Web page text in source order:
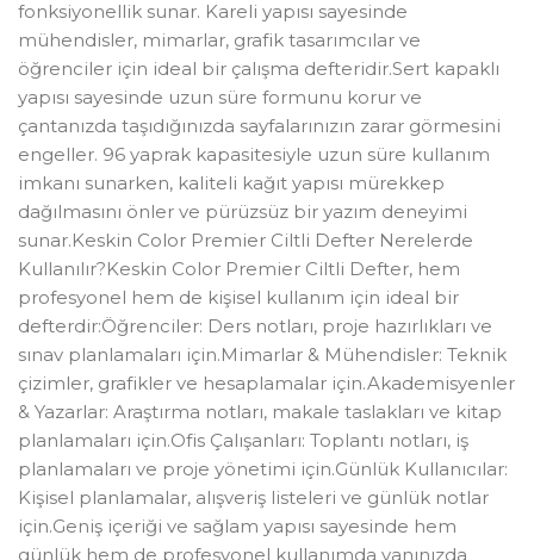
fonksiyonellik sunar. Kareli yapısı sayesinde
mühendisler, mimarlar, grafik tasarımcılar ve
öğrenciler için ideal bir çalışma defteridir.Sert kapaklı
yapısı sayesinde uzun süre formunu korur ve
çantanızda taşıdığınızda sayfalarınızın zarar görmesini
engeller. 96 yaprak kapasitesiyle uzun süre kullanım
imkanı sunarken, kaliteli kağıt yapısı mürekkep
dağılmasını önler ve pürüzsüz bir yazım deneyimi
sunar.Keskin Color Premier Ciltli Defter Nerelerde
Kullanılır?Keskin Color Premier Ciltli Defter, hem
profesyonel hem de kişisel kullanım için ideal bir
defterdir:Öğrenciler: Ders notları, proje hazırlıkları ve
sınav planlamaları için.Mimarlar & Mühendisler: Teknik
çizimler, grafikler ve hesaplamalar için.Akademisyenler
& Yazarlar: Araştırma notları, makale taslakları ve kitap
planlamaları için.Ofis Çalışanları: Toplantı notları, iş
planlamaları ve proje yönetimi için.Günlük Kullanıcılar:
Kişisel planlamalar, alışveriş listeleri ve günlük notlar
için.Geniş içeriği ve sağlam yapısı sayesinde hem
günlük hem de profesyonel kullanımda yanınızda